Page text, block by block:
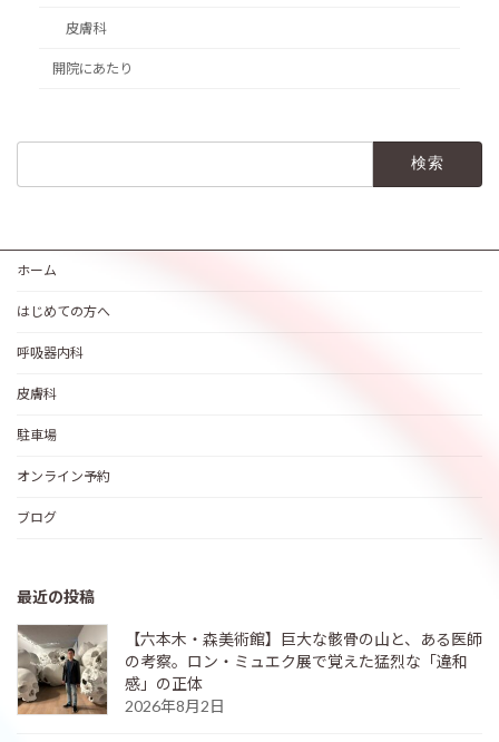
皮膚科
開院にあたり
ホーム
はじめての方へ
呼吸器内科
皮膚科
駐車場
オンライン予約
ブログ
最近の投稿
【六本木・森美術館】巨大な骸骨の山と、ある医師
の考察。ロン・ミュエク展で覚えた猛烈な「違和
感」の正体
2026年8月2日